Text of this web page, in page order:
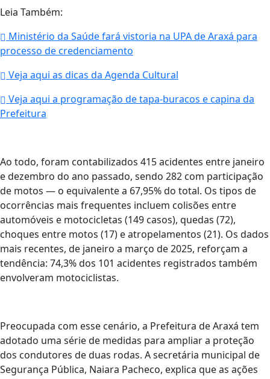
Leia Também:
Ministério da Saúde fará vistoria na UPA de Araxá para
processo de credenciamento
Veja aqui as dicas da Agenda Cultural
Veja aqui a programação de tapa-buracos e capina da
Prefeitura
Ao todo, foram contabilizados 415 acidentes entre janeiro
e dezembro do ano passado, sendo 282 com participação
de motos — o equivalente a 67,95% do total. Os tipos de
ocorrências mais frequentes incluem colisões entre
automóveis e motocicletas (149 casos), quedas (72),
choques entre motos (17) e atropelamentos (21). Os dados
mais recentes, de janeiro a março de 2025, reforçam a
tendência: 74,3% dos 101 acidentes registrados também
envolveram motociclistas.
Preocupada com esse cenário, a Prefeitura de Araxá tem
adotado uma série de medidas para ampliar a proteção
dos condutores de duas rodas. A secretária municipal de
Segurança Pública, Naiara Pacheco, explica que as ações